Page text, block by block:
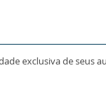
exclusiva de seus